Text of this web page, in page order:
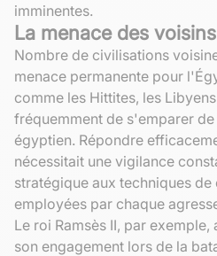
imminentes.
La menace des voisins
Nombre de civilisations
menace permanente pour
comme les Hittites, les
fréquemment de s'emparer
égyptien. Répondre
nécessitait une vigilance
stratégique aux techniques
employées par chaque
Le roi Ramsès II, par
son engagement lors de la